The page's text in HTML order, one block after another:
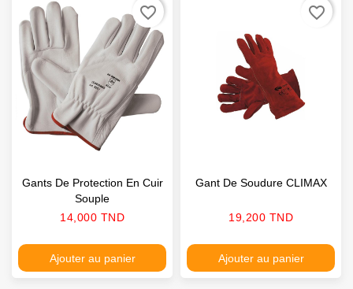
Gants De Protection En Cuir
Souple
Prix
14,000 TND
Ajouter au panier
favorite_border
Gant De Soudure CLIMAX
Prix
19,200 TND
Ajouter au panier
favorite_border